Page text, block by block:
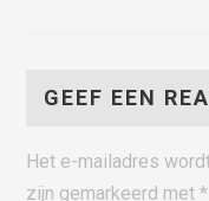
GEEF EEN
Het e-mailadres
zijn gemarkeerd met*